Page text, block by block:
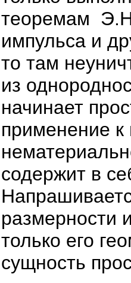
теоремам
импульса и
то там
из
начинает
применение к
содержит в
размерности
только его
сущность